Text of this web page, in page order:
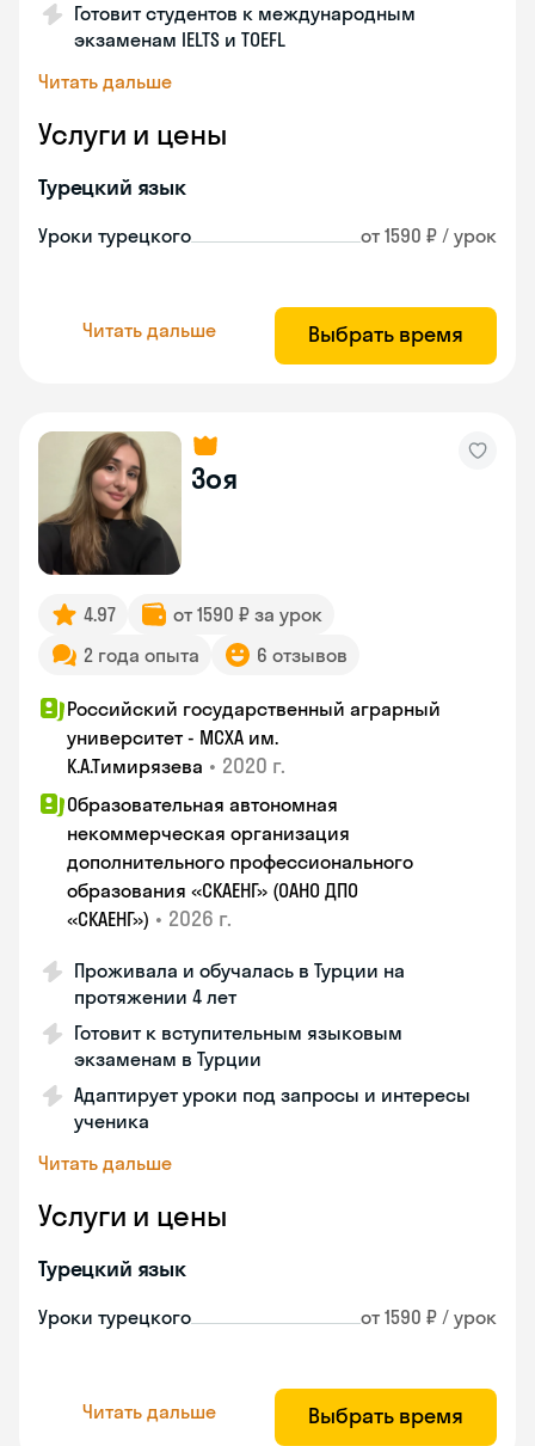
Готовит студентов к международным
экзаменам IELTS и TOEFL
Читать дальше
Услуги и цены
Турецкий язык
Уроки турецкого от 1590 ₽ / урок
Читать дальше Выбрать время
Зоя
4.97
от 1590 ₽ за урок
2 года опыта
6 отзывов
Российский государственный аграрный
университет - МСХА им.
К.А.Тимирязева • 2020 г.
Образовательная автономная
некоммерческая организация
дополнительного профессионального
образования «СКАЕНГ» (ОАНО ДПО
«СКАЕНГ») • 2026 г.
Проживала и обучалась в Турции на
протяжении 4 лет
Готовит к вступительным языковым
экзаменам в Турции
Адаптирует уроки под запросы и интересы
ученика
Читать дальше
Услуги и цены
Турецкий язык
Уроки турецкого от 1590 ₽ / урок
Читать дальше Выбрать время